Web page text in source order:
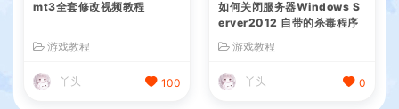
mt3全套修改视频教程
游戏教程
丫头 100
如何关闭服务器Windows S
erver2012 自带的杀毒程序
游戏教程
丫头 0